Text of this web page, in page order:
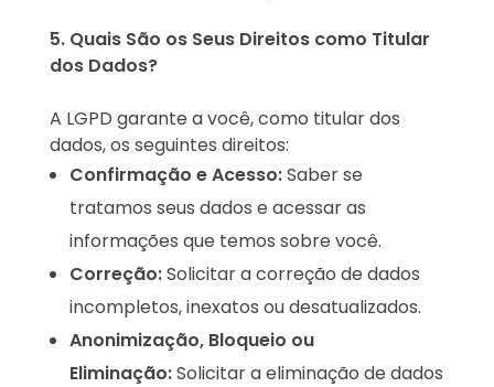
5. Quais São os Seus Direitos como Titular
dos Dados?
A LGPD garante a você, como titular dos
dados, os seguintes direitos:
Confirmação e Acesso:Saber se
tratamos seus dados e acessar as
informações que temos sobre você.
Correção:Solicitar a correção de dados
incompletos, inexatos ou desatualizados.
Anonimização, Bloqueio ou
Eliminação:Solicitar a eliminação de dados